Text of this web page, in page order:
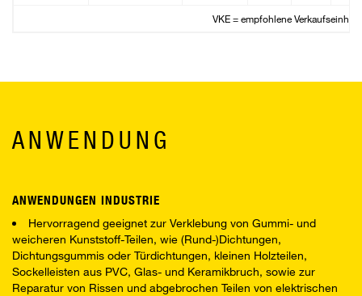
VKE = empfohlene Verkaufseinheit
ANWENDUNG
ANWENDUNGEN INDUSTRIE
Hervorragend geeignet zur Verklebung von Gummi- und
weicheren Kunststoff-Teilen, wie (Rund-)Dichtungen,
Dichtungsgummis oder Türdichtungen, kleinen Holzteilen,
Sockelleisten aus PVC, Glas- und Keramikbruch, sowie zur
Reparatur von Rissen und abgebrochen Teilen von elektrischen